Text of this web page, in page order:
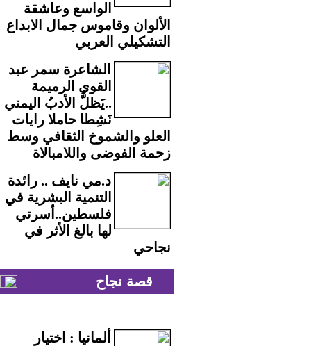
الواسع وعاشقة
الألوان وقاموس جمال الابداع
التشكيلي العربي
الشاعرة سمر عبد
القوي الرميمة
..يَظلُّ الأدبُ اليمني
نَشِطا حاملا رايات
العلو والشموخ الثقافي وسط
زحمة الفوضى واللامبالاة
د.مي نايف .. رائدة
التنمية البشرية في
فلسطين..أسرتي
لها بالغ الأثر في
نجاحي
قصة نجاح
ألمانيا : اختيار